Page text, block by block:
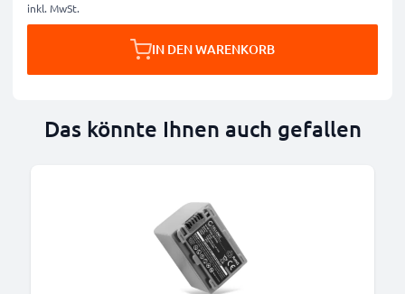
inkl. MwSt.
IN DEN WARENKORB
Das könnte Ihnen auch gefallen